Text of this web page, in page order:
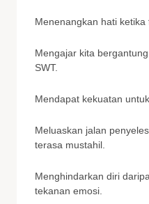
Menenangkan hati ketika
Mengajar kita
SWT.
Mendapat kekuatan
Meluaskan jalan
terasa mustahil.
Menghindarkan diri
tekanan emosi.